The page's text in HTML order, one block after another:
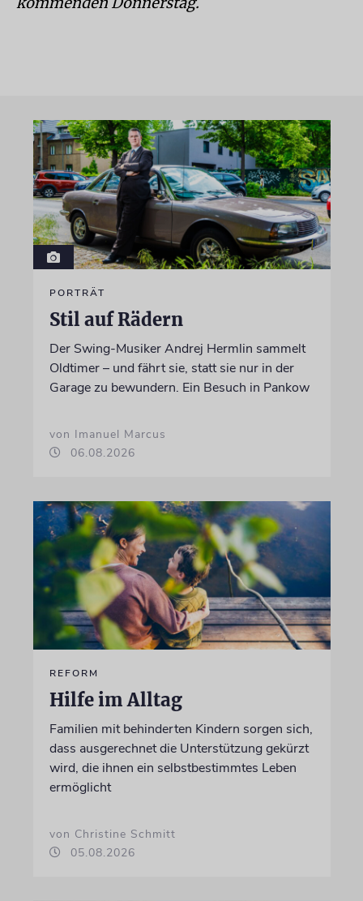
PORTRÄT
Stil auf Rädern
Der Swing-Musiker Andrej Hermlin sammelt
Oldtimer – und fährt sie, statt sie nur in der
Garage zu bewundern. Ein Besuch in Pankow
von Imanuel Marcus
06.08.2026
REFORM
Hilfe im Alltag
Familien mit behinderten Kindern sorgen sich,
dass ausgerechnet die Unterstützung gekürzt
wird, die ihnen ein selbstbestimmtes Leben
ermöglicht
von Christine Schmitt
05.08.2026